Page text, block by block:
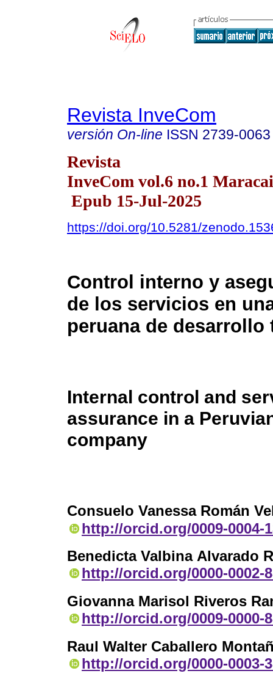
Revista InveCom
versión On-line ISSN 2739-0063
Revista
InveCom vol.6 no.1
Epub 15-Jul-2025
https://doi.org/10.5281/
Control interno y
de los servicios en
peruana de
Internal control and
assurance in a
company
Consuelo Vanessa Román
http://orcid.org/0009-0004-
Benedicta Valbina Alvarado
http://orcid.org/0000-0002-
Giovanna Marisol Riveros
http://orcid.org/0009-0000-
Raul Walter Caballero
http://orcid.org/0000-0003-